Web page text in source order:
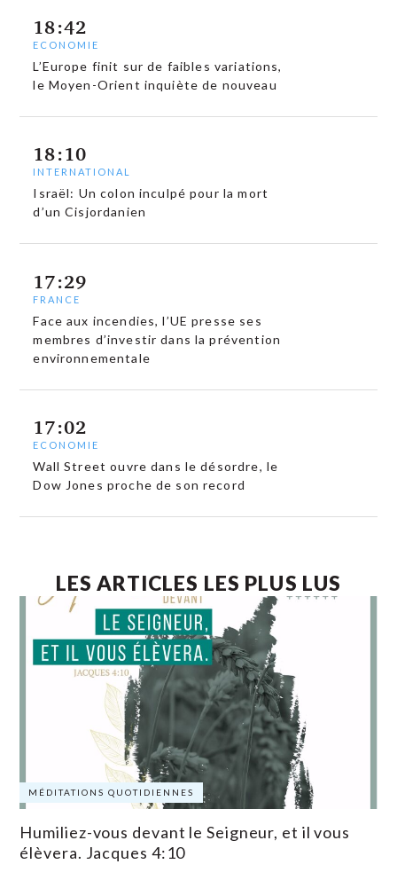
18:42
ECONOMIE
L’Europe finit sur de faibles variations,
le Moyen-Orient inquiète de nouveau
18:10
INTERNATIONAL
Israël: Un colon inculpé pour la mort
d’un Cisjordanien
17:29
FRANCE
Face aux incendies, l’UE presse ses
membres d’investir dans la prévention
environnementale
17:02
ECONOMIE
Wall Street ouvre dans le désordre, le
Dow Jones proche de son record
LES ARTICLES LES PLUS LUS
MÉDITATIONS QUOTIDIENNES
Humiliez-vous devant le Seigneur, et il vous
élèvera. Jacques 4:10